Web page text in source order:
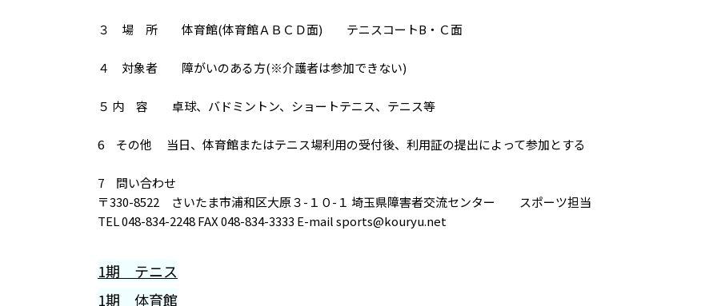
３ 場 所 体育館(体育館ＡＢＣＤ面) テニスコートB・Ｃ面
４ 対象者 障がいのある方(※介護者は参加できない)
５ 内 容 卓球、バドミントン、ショートテニス、テニス等
6 その他 当日、体育館またはテニス場利用の受付後、利用証の提出によって参加とする
7 問い合わせ
〒330-8522 さいたま市浦和区大原３-１０-１ 埼玉県障害者交流センター スポーツ担当
TEL 048-834-2248 FAX 048-834-3333 E-mail sports@kouryu.net
1期 テニス
1期 体育館